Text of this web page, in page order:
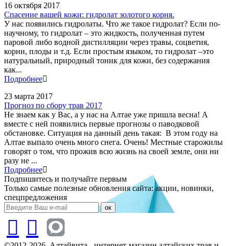
16 октября 2017
Спасение вашей кожи: гидролат золотого корня.
У нас появились гидролаты. Что же такое гидролат? Если по-
научному, то гидролат – это жидкость, полученная путем
паровой либо водной дистилляции через травы, соцветия,
корни, плоды и т.д. Если простым языком, то гидролат –это
натуральный, природный тоник для кожи, без содержания
как...
Подробнее
23 марта 2017
Прогноз по сбору трав 2017
Не знаем как у Вас, а у нас на Алтае уже пришла весна! А
вместе с ней появились первые прогнозы о паводковой
обстановке. Ситуация на данный день такая: В этом году на
Алтае выпало очень много снега. Очень! Местные старожилы
говорят о том, что прожив всю жизнь на своей земле, они ни
разу не ...
Подробнее
Подпишитесь и получайте первым
Только самые полезные обновления сайта: акции, новинки,
спецпредложения
ок